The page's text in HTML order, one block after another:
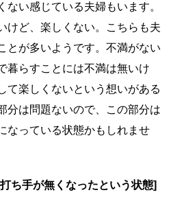
ない感じている夫婦もいます。
けど、楽しくない。こちらも夫
とが多いようです。不満がない
暮らすことには不満は無いけ
て楽しくないという想いがある
分は問題ないので、この部分は
なっている状態かもしれませ
ち手が無くなったという状態]